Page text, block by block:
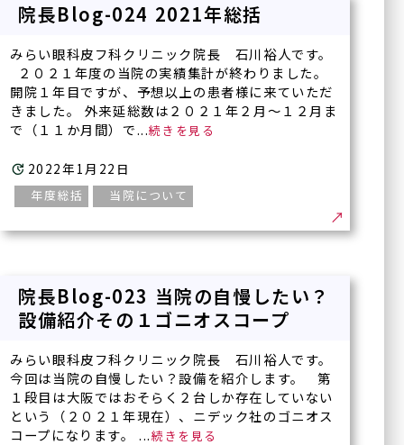
院長Blog-024 2021年総括
みらい眼科皮フ科クリニック院長 石川裕人です。
２０２１年度の当院の実績集計が終わりました。
開院１年目ですが、予想以上の患者様に来ていただ
きました。 外来延総数は２０２１年２月～１２月ま
で（１１か月間）で...
2022年1月22日
年度総括 当院について
院長Blog-023 当院の自慢したい？
設備紹介その１ゴニオスコープ
みらい眼科皮フ科クリニック院長 石川裕人です。
今回は当院の自慢したい？設備を紹介します。 第
１段目は大阪ではおそらく２台しか存在していない
という（２０２１年現在）、ニデック社のゴニオス
コープになります。 ...